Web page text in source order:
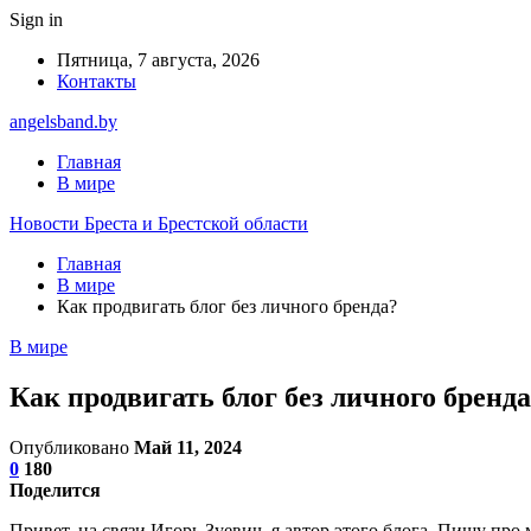
Sign in
Пятница, 7 августа, 2026
Контакты
angelsband.by
Главная
В мире
Новости Бреста и Брестской области
Главная
В мире
Как продвигать блог без личного бренда?
В мире
Как продвигать блог без личного
Опубликовано Май 11, 2024
0 180
Поделится